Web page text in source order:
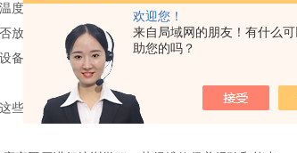
欢迎您！
来自局域网的朋友！有什么
助您的吗？
降的很慢，还是温度到特定值后温度有回升的趋
放置的过多，使工作室内的风不能充分循环，在
放置的环境温度，放置的位置(箱体后与墙的距离
些要点需注意下。